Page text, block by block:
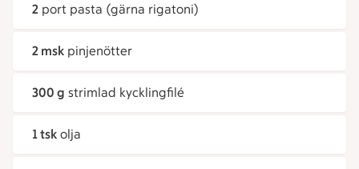
2 port pasta (gärna rigatoni)
2 msk pinjenötter
300 g strimlad kycklingfilé
1 tsk olja